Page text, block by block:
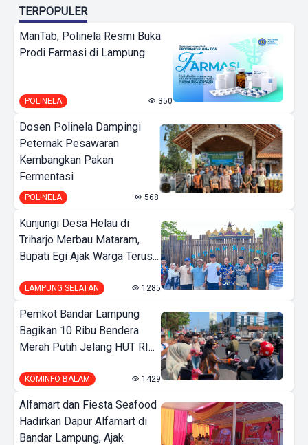
TERPOPULER
ManTab, Polinela Resmi Buka
Prodi Farmasi di Lampung
POLINELA 350
Dosen Polinela Dampingi
Peternak Pesawaran
Kembangkan Pakan
Fermentasi
POLINELA 568
Kunjungi Desa Helau di
Triharjo Merbau Mataram,
Bupati Egi Ajak Warga Terus...
LAMPUNG SELATAN 1285
Pemkot Bandar Lampung
Bagikan 10 Ribu Bendera
Merah Putih Jelang HUT RI...
KOMINFO BALAM 1429
Alfamart dan Fiesta Seafood
Hadirkan Dapur Alfamart di
Bandar Lampung, Ajak